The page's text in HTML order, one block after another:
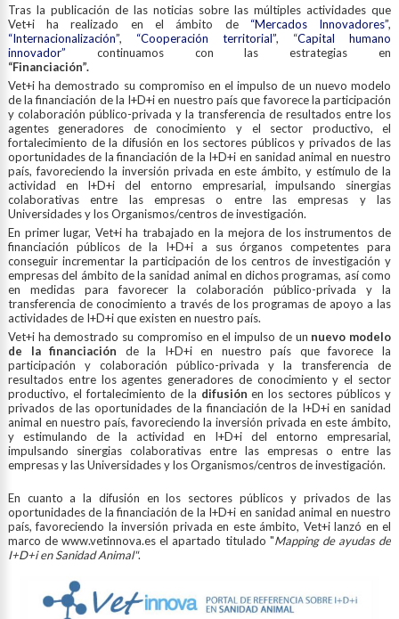
Tras la publicación de las noticias sobre las múltiples actividades que
Vet+i ha realizado en el ámbito de “Mercados Innovadores”,
“Internacionalización”, “Cooperación territorial”, “Capital humano
innovador” continuamos con las estrategias en
“Financiación”.
Vet+i ha demostrado su compromiso en el impulso de un nuevo modelo
de la financiación de la I+D+i en nuestro país que favorece la participación
y colaboración público-privada y la transferencia de resultados entre los
agentes generadores de conocimiento y el sector productivo, el
fortalecimiento de la difusión en los sectores públicos y privados de las
oportunidades de la financiación de la I+D+i en sanidad animal en nuestro
país, favoreciendo la inversión privada en este ámbito, y estímulo de la
actividad en I+D+i del entorno empresarial, impulsando sinergias
colaborativas entre las empresas o entre las empresas y las
Universidades y los Organismos/centros de investigación.
En primer lugar, Vet+i ha trabajado en la mejora de los instrumentos de
financiación públicos de la I+D+i a sus órganos competentes para
conseguir incrementar la participación de los centros de investigación y
empresas del ámbito de la sanidad animal en dichos programas, así como
en medidas para favorecer la colaboración público-privada y la
transferencia de conocimiento a través de los programas de apoyo a las
actividades de I+D+i que existen en nuestro país.
Vet+i ha demostrado su compromiso en el impulso de un nuevo modelo
de la financiación de la I+D+i en nuestro país que favorece la
participación y colaboración público-privada y la transferencia de
resultados entre los agentes generadores de conocimiento y el sector
productivo, el fortalecimiento de la difusión en los sectores públicos y
privados de las oportunidades de la financiación de la I+D+i en sanidad
animal en nuestro país, favoreciendo la inversión privada en este ámbito,
y estimulando de la actividad en I+D+i del entorno empresarial,
impulsando sinergias colaborativas entre las empresas o entre las
empresas y las Universidades y los Organismos/centros de investigación.
En cuanto a la difusión en los sectores públicos y privados de las
oportunidades de la financiación de la I+D+i en sanidad animal en nuestro
país, favoreciendo la inversión privada en este ámbito, Vet+i lanzó en el
marco de www.vetinnova.es el apartado titulado "Mapping de ayudas de
I+D+i en Sanidad Animal".